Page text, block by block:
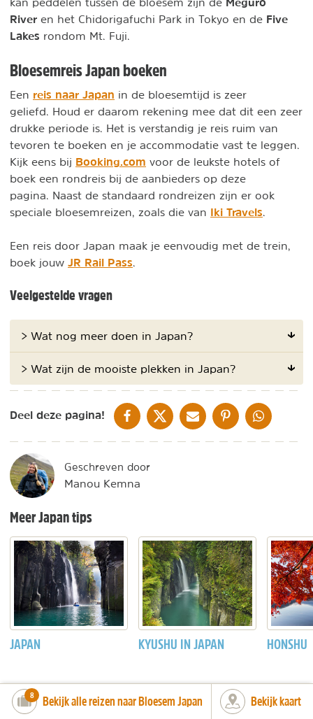
River en het Chidorigafuchi Park in Tokyo en de Five
Lakes rondom Mt. Fuji.
Bloesemreis Japan boeken
Een reis naar Japan in de bloesemtijd is zeer
geliefd. Houd er daarom rekening mee dat dit een zeer
drukke periode is. Het is verstandig je reis ruim van
tevoren te boeken en je accommodatie vast te leggen.
Kijk eens bij Booking.com voor de leukste hotels of
boek een rondreis bij de aanbieders op deze
pagina. Naast de standaard rondreizen zijn er ook
speciale bloesemreizen, zoals die van Iki Travels
Een reis door Japan maak je eenvoudig met de trein,
boek jouw JR Rail Pass
Veelgestelde vragen
> Wat nog meer doen in Japan?
> Wat zijn de mooiste plekken in Japan?
Deel deze pagina! DELEN OP FACEBOOK
DELEN OP XDELEN VIA DE MAIL
DELEN OP PINTEREST
DELEN OP
Geschreven door
Manou Kemna
Meer Japan tips
JAPAN KYUSHU IN JAPAN HONSHU
number_of_trips:
8 Bekijk alle reizen naar Bloesem Japan Bekijk kaart